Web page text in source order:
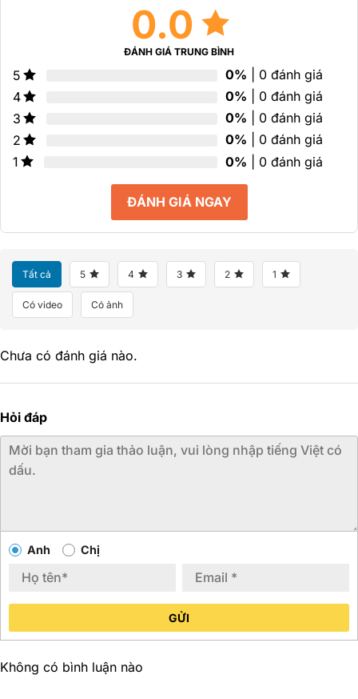
0.0
ĐÁNH GIÁ TRUNG BÌNH
5 0% | 0 đánh giá
4
0% | 0 đánh giá
3
0% | 0 đánh giá
2
0% | 0 đánh giá
1
0% | 0 đánh giá
ĐÁNH GIÁ NGAY
Tất cả 5 4 3 2 1
Có video Có ảnh
Chưa có đánh giá nào.
Hỏi đáp
Anh Chị
GỬI
Không có bình luận nào